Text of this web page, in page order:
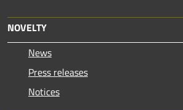
NOVELTY
News
Press releases
Notices